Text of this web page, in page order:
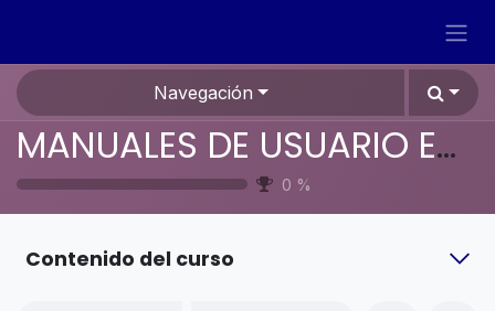
Navegación
MANUALES DE USUARIO EN ESPAÑOL ODOO 19
0 %
Contenido del curso